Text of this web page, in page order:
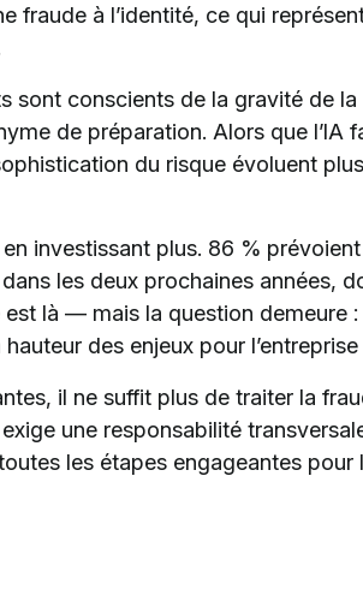
fraude à l’identité, ce qui
sont conscients de la gravité de
de préparation. Alors que
du risque évoluent
investissant plus. 86 %
les deux prochaines années,
là — mais la question demeure
des enjeux pour l’entreprise
il ne suffit plus de traiter la
une responsabilité
les étapes engageantes pour